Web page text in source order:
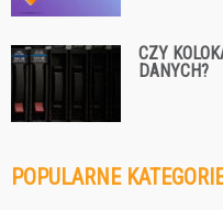
CZY
DANYCH?
POPULARNE